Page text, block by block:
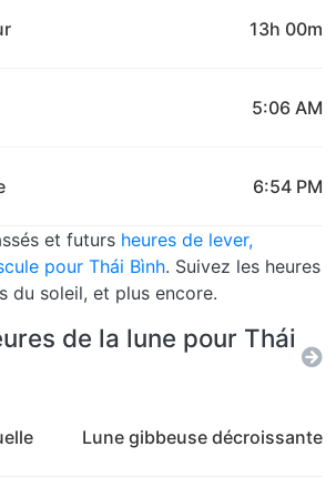
13h 00m
5:06 AM
6:54 PM
et futurs heures de lever,
pour Thái Bình. Suivez les heures
du soleil, et plus encore.
de la lune pour Thái
Lune gibbeuse décroissante